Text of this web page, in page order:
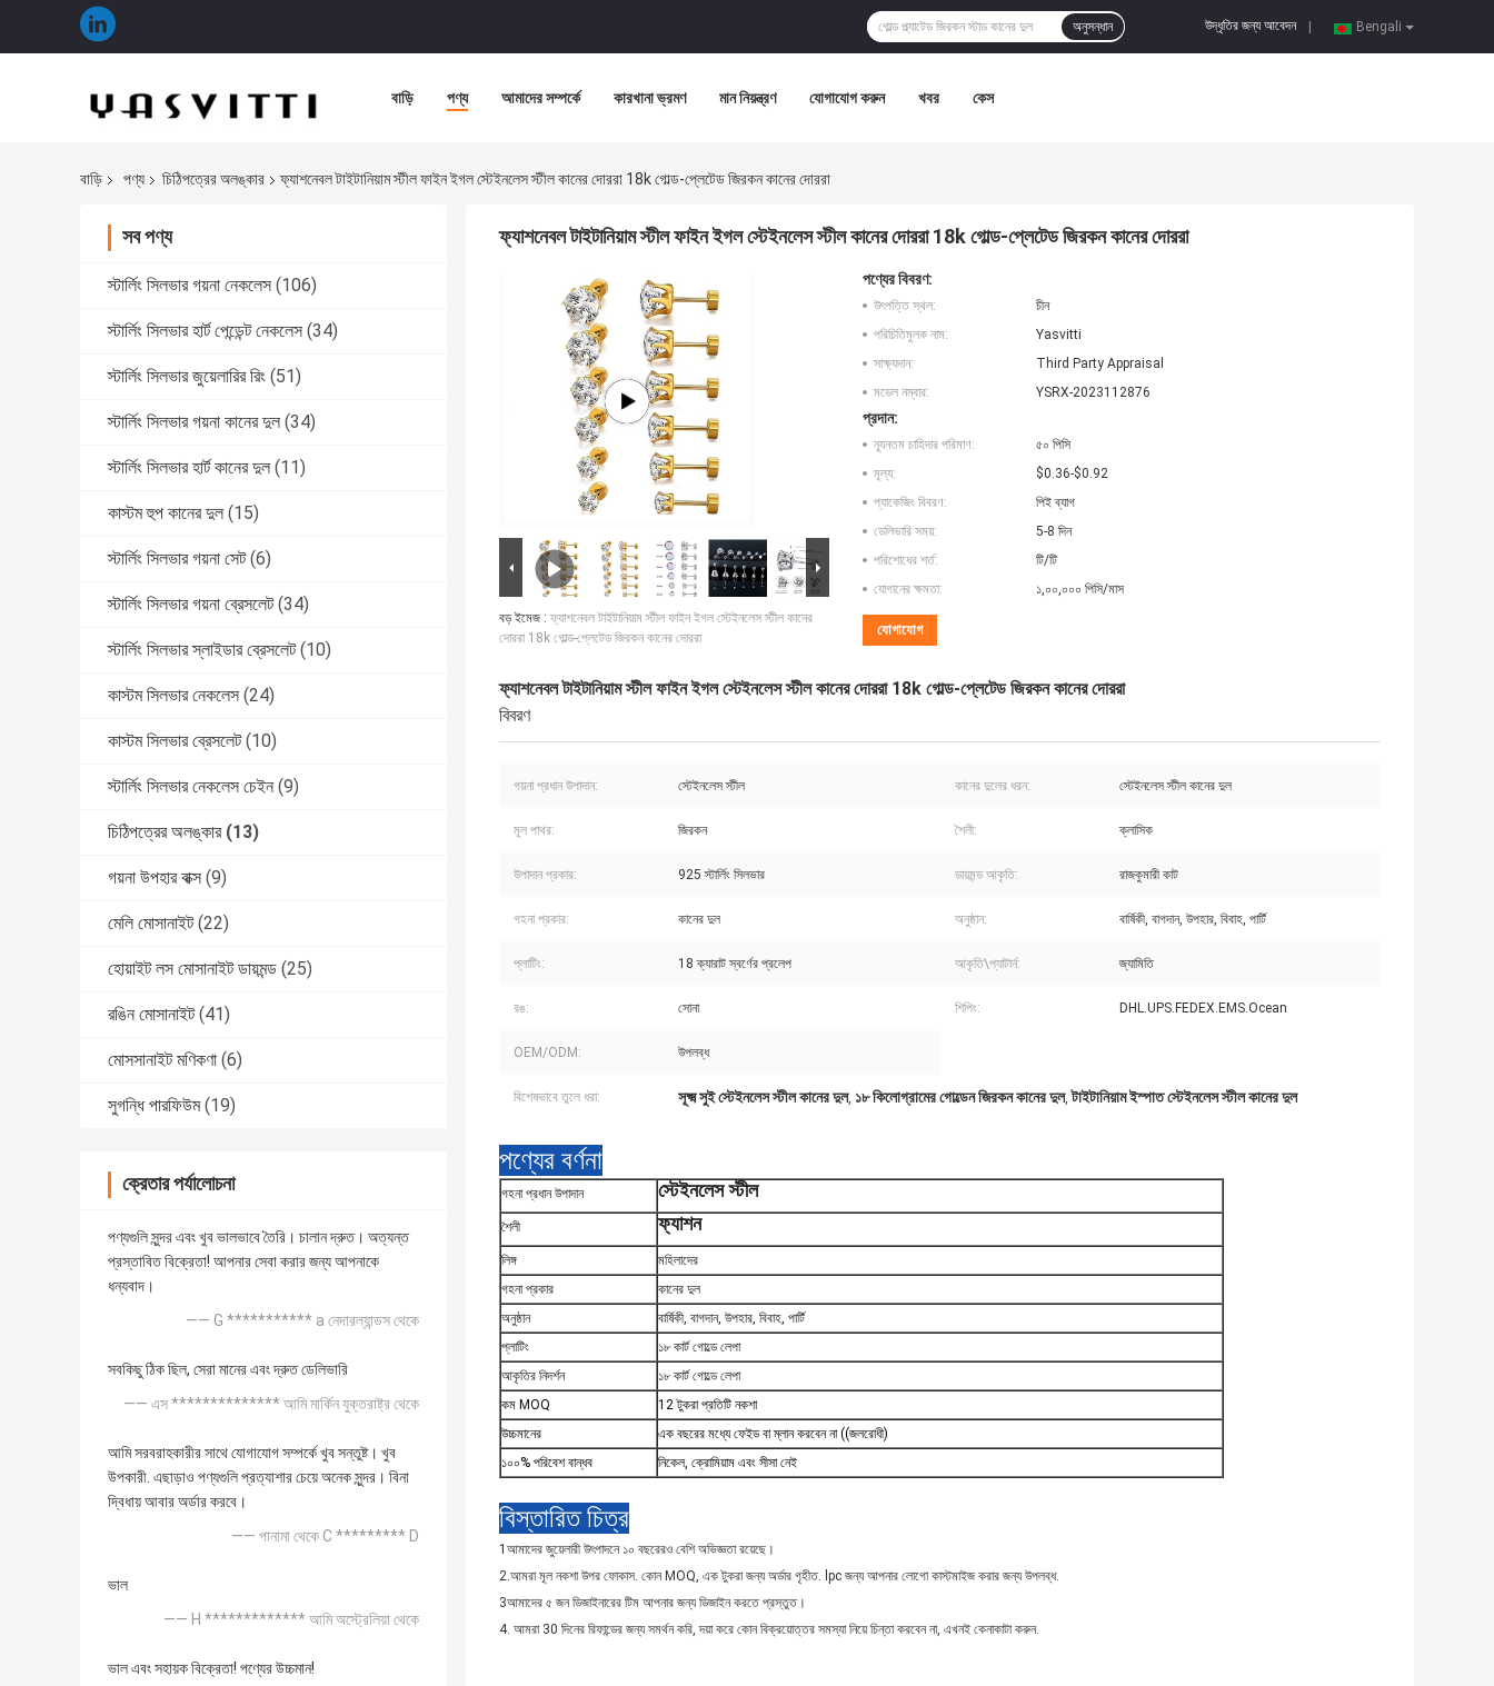
Bengali
উদ্ধৃতির জন্য আবেদন
অনুসন্ধান
বাড়ি পণ্য আমাদের সম্পর্কে কারখানা ভ্রমণ মান নিয়ন্ত্রণ যোগাযোগ করুন খবর কেস
বাড়ি পণ্য চিঠিপত্রের অলঙ্কার ফ্যাশনেবল টাইটানিয়াম স্টীল ফাইন ইগল স্টেইনলেস স্টীল কানের দোররা 18k গোল্ড-প্লেটেড জিরকন কানের দোররা
সব পণ্য
স্টার্লিং সিলভার গয়না নেকলেস (106)
স্টার্লিং সিলভার হার্ট পেন্ডেন্ট নেকলেস (34)
স্টার্লিং সিলভার জুয়েলারির রিং (51)
স্টার্লিং সিলভার গয়না কানের দুল (34)
স্টার্লিং সিলভার হার্ট কানের দুল (11)
কাস্টম হুপ কানের দুল (15)
স্টার্লিং সিলভার গয়না সেট (6)
স্টার্লিং সিলভার গয়না ব্রেসলেট (34)
স্টার্লিং সিলভার স্লাইডার ব্রেসলেট (10)
কাস্টম সিলভার নেকলেস (24)
কাস্টম সিলভার ব্রেসলেট (10)
স্টার্লিং সিলভার নেকলেস চেইন (9)
চিঠিপত্রের অলঙ্কার (13)
গয়না উপহার বাক্স (9)
মেলি মোসানাইট (22)
হোয়াইট লস মোসানাইট ডায়মন্ড (25)
রঙিন মোসানাইট (41)
মোসসানাইট মণিকণা (6)
সুগন্ধি পারফিউম (19)
ক্রেতার পর্যালোচনা
পণ্যগুলি সুন্দর এবং খুব ভালভাবে তৈরি। চালান দ্রুত। অত্যন্ত
প্রস্তাবিত বিক্রেতা! আপনার সেবা করার জন্য আপনাকে
ধন্যবাদ।
—— G *********** a নেদারল্যান্ডস থেকে
সবকিছু ঠিক ছিল, সেরা মানের এবং দ্রুত ডেলিভারি
—— এস ************** আমি মার্কিন যুক্তরাষ্ট্র থেকে
আমি সরবরাহকারীর সাথে যোগাযোগ সম্পর্কে খুব সন্তুষ্ট। খুব
উপকারী. এছাড়াও পণ্যগুলি প্রত্যাশার চেয়ে অনেক সুন্দর। বিনা
দ্বিধায় আবার অর্ডার করবে।
—— পানামা থেকে C ********* D
ভাল
—— H ************* আমি অস্ট্রেলিয়া থেকে
ভাল এবং সহায়ক বিক্রেতা! পণ্যের উচ্চমান!
ফ্যাশনেবল টাইটানিয়াম স্টীল ফাইন ইগল স্টেইনলেস স্টীল কানের দোররা 18k গোল্ড-প্লেটেড জিরকন কানের দোররা
বড় ইমেজ : ফ্যাশনেবল টাইটানিয়াম স্টীল ফাইন ইগল স্টেইনলেস স্টীল কানের
দোররা 18k গোল্ড-প্লেটেড জিরকন কানের দোররা
পণ্যের বিবরণ:
উৎপত্তি স্থল:
চীন
পরিচিতিমুলক নাম:
Yasvitti
সাক্ষ্যদান:
Third Party Appraisal
মডেল নম্বার:
YSRX-2023112876
প্রদান:
ন্যূনতম চাহিদার পরিমাণ:
৫০ পিসি
মূল্য:
$0.36-$0.92
প্যাকেজিং বিবরণ:
পিই ব্যাগ
ডেলিভারি সময়:
5-8 দিন
পরিশোধের শর্ত:
টি/টি
যোগানের ক্ষমতা:
১,০০,০০০ পিসি/মাস
যোগাযোগ
ফ্যাশনেবল টাইটানিয়াম স্টীল ফাইন ইগল স্টেইনলেস স্টীল কানের দোররা 18k গোল্ড-প্লেটেড জিরকন কানের দোররা
বিবরণ
গয়না প্রধান উপাদান: স্টেইনলেস স্টীল কানের দুলের ধরন: স্টেইনলেস স্টীল কানের দুল
মূল পাথর: জিরকন শৈলী: ক্লাসিক
উপাদান প্রকার: 925 স্টার্লিং সিলভার ডায়মন্ড আকৃতি: রাজকুমারী কাট
গহনা প্রকার: কানের দুল অনুষ্ঠান: বার্ষিকী, বাগদান, উপহার, বিবাহ, পার্টি
প্লাটিং: 18 ক্যারাট স্বর্ণের প্রলেপ আকৃতি\প্যাটার্ন: জ্যামিতি
রঙ: সোনা শিপিং: DHL.UPS.FEDEX.EMS.Ocean
OEM/ODM: উপলব্ধ
বিশেষভাবে তুলে ধরা: সূক্ষ্ম সুই স্টেইনলেস স্টীল কানের দুল, ১৮ কিলোগ্রামের গোল্ডেন জিরকন কানের দুল, টাইটানিয়াম ইস্পাত স্টেইনলেস স্টীল কানের দুল
পণ্যের বর্ণনা
গহনা প্রধান উপাদান স্টেইনলেস স্টীল
শৈলী ফ্যাশন
লিঙ্গ
মহিলাদের
গহনা প্রকার
কানের দুল
অনুষ্ঠান
বার্ষিকী, বাগদান, উপহার, বিবাহ, পার্টি
প্লাটিং
১৮ কার্ট গোল্ডে লেপা
আকৃতির নিদর্শন
১৮ কার্ট গোল্ডে লেপা
কম MOQ
12 টুকরা প্রতিটি নকশা
উচ্চমানের
এক বছরের মধ্যে ফেইড বা ম্লান করবেন না ((জলরোধী)
১০০% পরিবেশ বান্ধব
নিকেল, ক্রোমিয়াম এবং সীসা নেই
বিস্তারিত চিত্র
1আমাদের জুয়েলারী উৎপাদনে ১০ বছরেরও বেশি অভিজ্ঞতা রয়েছে।
2.আমরা মূল নকশা উপর ফোকাস. কোন MOQ, এক টুকরা জন্য অর্ডার গৃহীত. lpc জন্য আপনার লোগো কাস্টমাইজ করার জন্য উপলব্ধ.
3আমাদের ৫ জন ডিজাইনারের টিম আপনার জন্য ডিজাইন করতে প্রস্তুত।
4. আমরা 30 দিনের রিফান্ডের জন্য সমর্থন করি, দয়া করে কোন বিক্রয়োত্তর সমস্যা নিয়ে চিন্তা করবেন না, এখনই কেনাকাটা করুন.